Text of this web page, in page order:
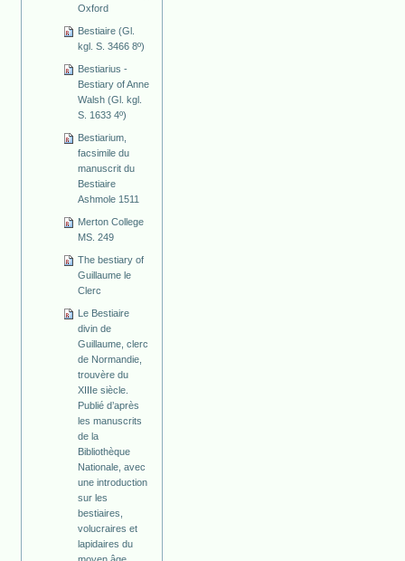
Oxford
Bestiaire (Gl.
kgl. S. 3466 8º)
Bestiarius -
Bestiary of Anne
Walsh (Gl. kgl.
S. 1633 4º)
Bestiarium,
facsimile du
manuscrit du
Bestiaire
Ashmole 1511
Merton College
MS. 249
The bestiary of
Guillaume le
Clerc
Le Bestiaire
divin de
Guillaume, clerc
de Normandie,
trouvère du
XIIIe siècle.
Publié d’après
les manuscrits
de la
Bibliothèque
Nationale, avec
une introduction
sur les
bestiaires,
volucraires et
lapidaires du